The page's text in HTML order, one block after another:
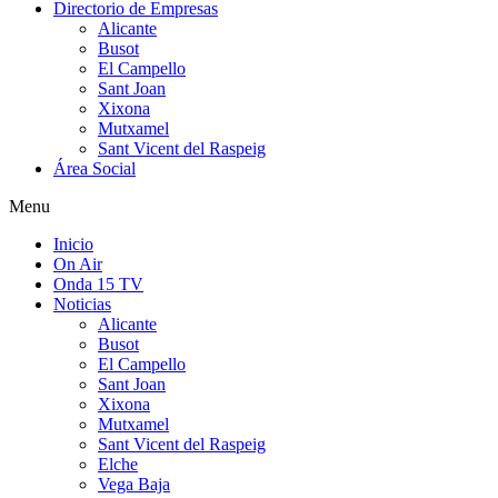
Directorio de Empresas
Alicante
Busot
El Campello
Sant Joan
Xixona
Mutxamel
Sant Vicent del Raspeig
Área Social
Menu
Inicio
On Air
Onda 15 TV
Noticias
Alicante
Busot
El Campello
Sant Joan
Xixona
Mutxamel
Sant Vicent del Raspeig
Elche
Vega Baja